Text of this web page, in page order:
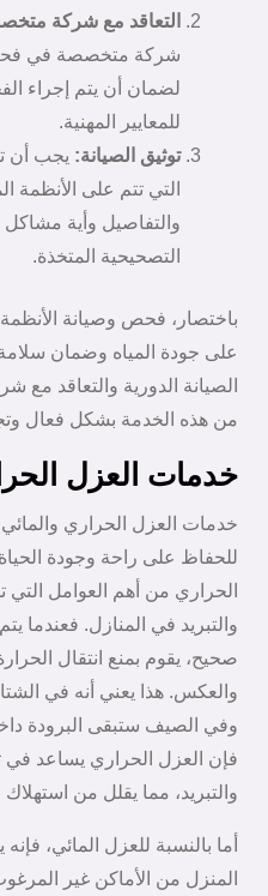
التعاقد مع شركة
شركة متخصصة في فحص
لضمان أن يتم إجراء
للمعايير المهنية.
توثيق الصيانة: يجب أن
التي تتم على الأنظمة
والتفاصيل وأية مشاكل
التصحيحية المتخذة.
باختصار، فحص وصيانة
على جودة المياه وضمان
الصيانة الدورية والتعاقد
من هذه الخدمة بشكل فعال
خدمات العزل
خدمات العزل الحراري
للحفاظ على راحة وجودة
الحراري من أهم العوامل التي
والتبريد في المنازل. فعندما
صحيح، يقوم بمنع انتقال
والعكس. هذا يعني أنه في
وفي الصيف ستبقى البرودة
فإن العزل الحراري يساعد في
والتبريد، مما يقلل من
أما بالنسبة للعزل المائي،
المنزل من الأماكن غير